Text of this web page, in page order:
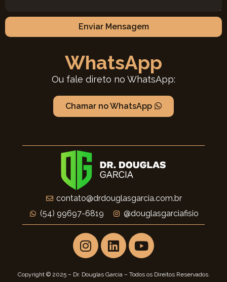
Enviar Mensagem
WhatsApp
Ou fale direto no WhatsApp:
Chamar no WhatsApp
contato@drdouglasgarcia.com.br
(54) 99697-6819
@douglasgarciafisio
Copyright © 2025 – Dr. Douglas Garcia – Todos os Direitos Reservados.